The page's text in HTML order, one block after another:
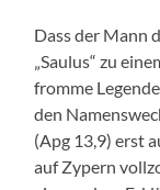
Dass der Mann
„Saulus“ zu
fromme
den
(Apg 13,9) erst
auf Zypern